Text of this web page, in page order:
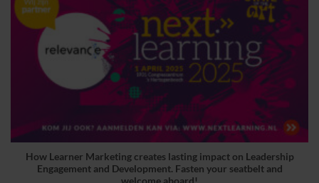
How Learner Marketing creates lasting impact on Leadership
Engagement and Development. Fasten your seatbelt and